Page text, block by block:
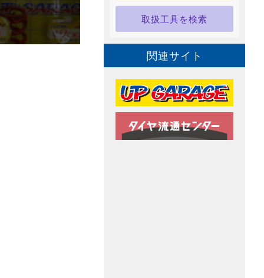
取扱工具を検索
関連サイト